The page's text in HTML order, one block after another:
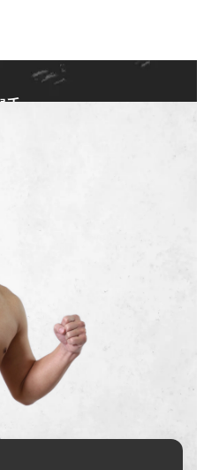
体）
體）
手